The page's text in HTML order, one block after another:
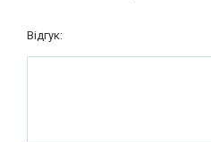
Відгук: